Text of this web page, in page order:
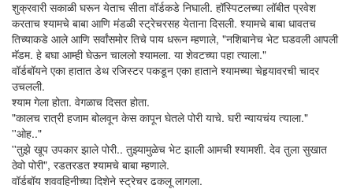
शुक्रवारी सकाळी घरून येताच सीता वॉर्डकडे निघाली. हॉस्पिटलच्या लॉबीत प्रवेश
करताच श्यामचे बाबा आणि मंडळी स्ट्रेचरसह येताना दिसली. श्यामचे बाबा धावतच
तिच्याकडे आले आणि सर्वांसमोर तिचे पाय धरून म्हणाले, "नशिबानेच भेट घडवली आपली
मॅडम. हे बघा आम्ही घेऊन चाललो श्यामला. या शेवटच्या पहा त्याला."
वॉर्डबॉयने एका हातात डेथ रजिस्टर पकडून एका हाताने श्यामच्या चेहर्‍यावरची चादर
उचलली.
श्याम गेला होता. वेगळाच दिसत होता.
"कालच रात्री हजाम बोलवून केस कापून घेतले पोरी याचे. घरी न्यायचंय त्याला."
''ओह.."
''तुझे खूप उपकार झाले पोरी.. तुझ्यामुळेच भेट झाली आमची श्यामशी. देव तुला सुखात
ठेवो पोरी", रडतरडत श्यामचे बाबा म्हणाले.
वॉर्डबॉय शववहिनीच्या दिशेने स्ट्रेचर ढकलू लागला.